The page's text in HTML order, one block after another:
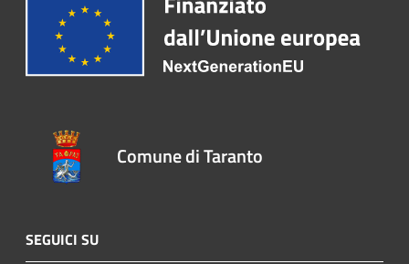
Comune di Taranto
SEGUICI SU